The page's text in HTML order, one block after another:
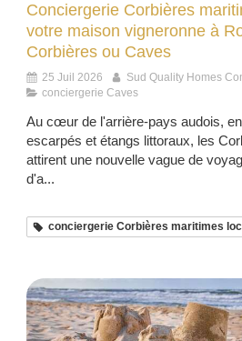
Conciergerie Corbières
votre maison vigneronne à
Corbières ou Caves
25 Juil 2026
Sud Quality Homes
conciergerie Caves
Au cœur de l'arrière-pays audois,
escarpés et étangs littoraux, les
attirent une nouvelle vague de
d'a...
conciergerie Corbières maritimes